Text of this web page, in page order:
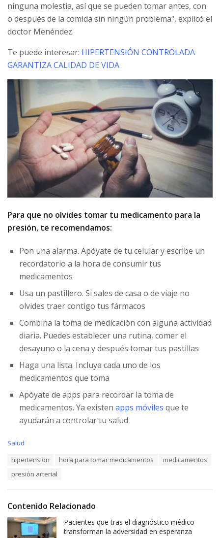
ninguna molestia, así que se pueden tomar antes, con
o después de la comida sin ningún problema", explicó el
doctor Menéndez.
Te puede interesar: HIPERTENSIÓN CONTROLADA
GARANTIZA CALIDAD DE VIDA
Para que no olvides tomar tu medicamento para la
presión, te recomendamos:
Pon una alarma. Apóyate de tu celular y escribe un
recordatorio a la hora de consumir tus
medicamentos
Usa un pastillero. Si sales de casa o de viaje no
olvides traer contigo tus fármacos
Combina la toma de medicación con alguna actividad
diaria. Puedes establecer una rutina, comer el
desayuno o la cena y después tomar tus pastillas
Haga una lista. Incluya cada uno de los
medicamentos que toma
Apóyate de apps para recordar la toma de
medicamentos. Ya existen apps móviles que te
ayudarán a controlar tu salud
C
i
s
Salud
hipertension hora para tomar medicamentos
medicamentos
presión arterial
Contenido Relacionado
Pacientes que tras el diagnóstico médico
transforman la adversidad en esperanza